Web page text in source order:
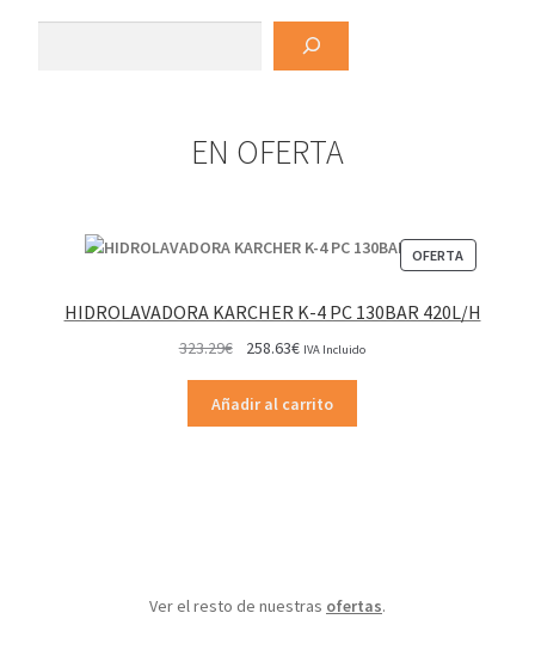
EN OFERTA
OFERTA
EN
HIDROLAVADORA KARCHER K-4 PC 130BAR 420L/H
323.29€
original
era:
258.63€El
actual
es:
IVA Incluido
Añadir al carrito
Ver el resto de nuestras ofertas.